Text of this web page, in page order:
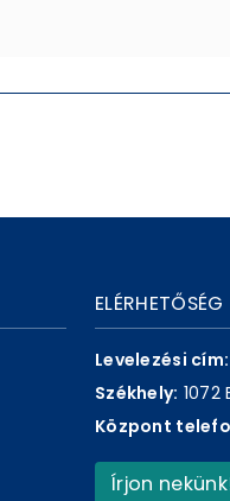
ELÉRHETŐSÉG
Levelezési cím:
Székhely: 1072
Központ
Írjon